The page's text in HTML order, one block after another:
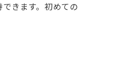
きます。初めての